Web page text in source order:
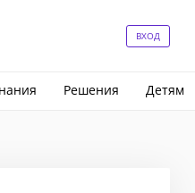
ВХОД
Решения Детям